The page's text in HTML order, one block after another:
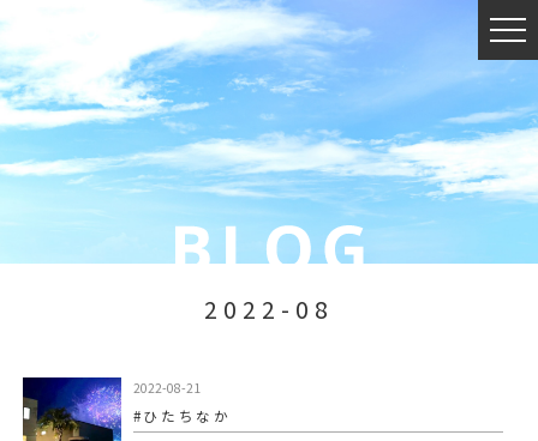
2022-08
2022-08-21
#ひたちなか